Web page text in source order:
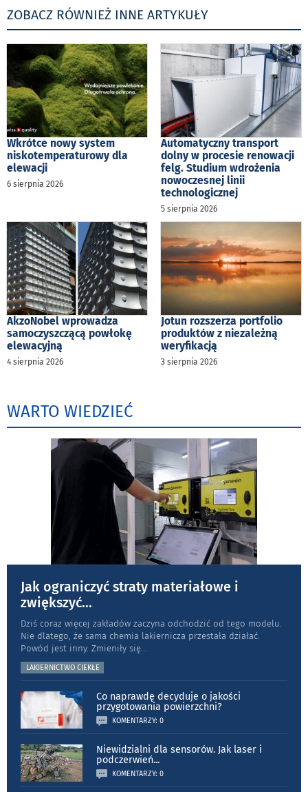
ZOBACZ RÓWNIEŻ INNE ARTYKUŁY
Wkrótce nowy system
niskotemperaturowy dla
elewacji
6 sierpnia 2026
Automatyczny transport
dolny w procesie renowacji
felg. Studium wdrożenia
nowoczesnej linii
technologicznej
5 sierpnia 2026
AkzoNobel wprowadza
samoczyszczącą powłokę
elewacyjną
4 sierpnia 2026
Jotun rozszerza portfolio
produktów z niezależną
weryfikacją
3 sierpnia 2026
WARTO WIEDZIEĆ
Jak ograniczyć straty materiałowe i
zwiększyć...
Dziś coraz więcej zakładów zaczyna odchodzić od tego modelu.
Nie dlatego, że sama chemia lakiernicza przestała działać.
Powód jest inny. Zmieniły się
LAKIERNICTWO CIEKŁE
Co naprawdę decyduje o jakości
przygotowania powierzchni?
KOMENTARZY: 0
Niewidzialni dla sensorów. Jak laser i
podczerwień...
KOMENTARZY: 0